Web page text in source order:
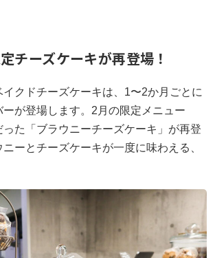
チーズケーキが再登場！
クドチーズケーキは、1〜2か月ごとに
が登場します。2月の限定メニュー
た「ブラウニーチーズケーキ」が再登
ーとチーズケーキが一度に味わえる、